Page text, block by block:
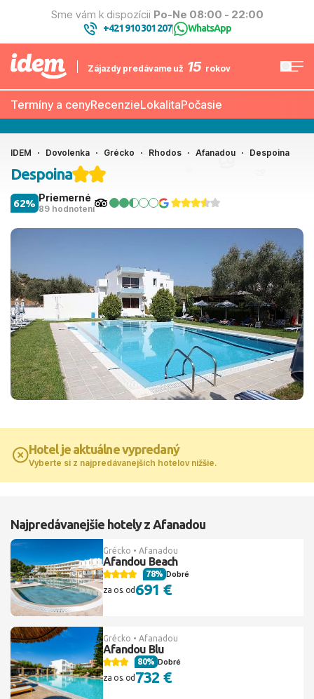
Sme vám k dispozícii Po-Ne 08:00 - 22:00
+421 910 301 207| WhatsApp
Zájazdy predávame už 15 rokov
Termíny a cenyRecenzieLokalitaPočasie
IDEM Dovolenka Grécko Rhodos Afanadou Despoina
Despoina
Priemerné
89 hodnotení
62%
Hotel je aktuálne vypredaný
Vyberte si z najpredávanejších hotelov nižšie.
Najpredávanejšie hotely z Afanadou
Grécko • Afanadou
Afandou Beach
Dobré
78%
za os. od 691 €
Grécko • Afanadou
Afandou Blu
Dobré
80%
za os. od 732 €